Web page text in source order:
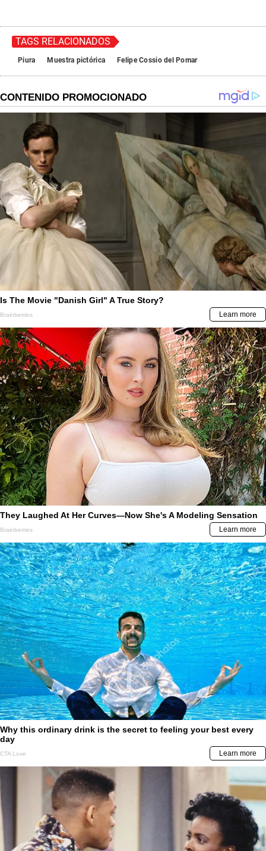
TAGS RELACIONADOS
Piura Muestra pictórica Felipe Cossio del Pomar